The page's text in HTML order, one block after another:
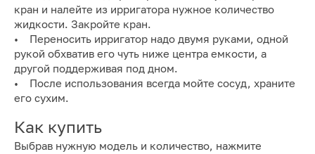
кран и налейте из ирригатора нужное количество
жидкости. Закройте кран.
• Переносить ирригатор надо двумя руками, одной
рукой обхватив его чуть ниже центра емкости, а
другой поддерживая под дном.
• После использования всегда мойте сосуд, храните
его сухим.
Как купить
Выбрав нужную модель и количество, нажмите